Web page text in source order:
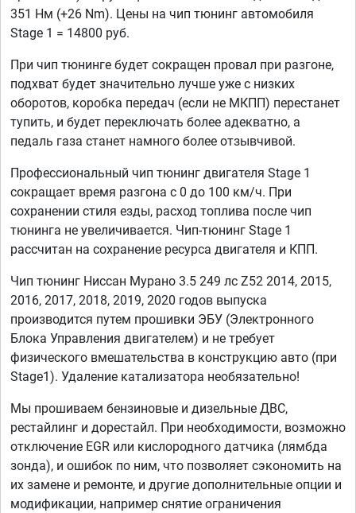
351 Нм (+26 Nm). Цены на чип тюнинг автомобиля
Stage 1 = 14800 руб.
При чип тюнинге будет сокращен провал при разгоне,
подхват будет значительно лучше уже с низких
оборотов, коробка передач (если не МКПП) перестанет
тупить, и будет переключать более адекватно, а
педаль газа станет намного более отзывчивой.
Профессиональный чип тюнинг двигателя Stage 1
сокращает время разгона с 0 до 100 км/ч. При
сохранении стиля езды, расход топлива после чип
тюнинга не увеличивается. Чип-тюнинг Stage 1
рассчитан на сохранение ресурса двигателя и КПП.
Чип тюнинг Ниссан Мурано 3.5 249 лс Z52 2014, 2015,
2016, 2017, 2018, 2019, 2020 годов выпуска
производится путем прошивки ЭБУ (Электронного
Блока Управления двигателем) и не требует
физического вмешательства в конструкцию авто (при
Stage1). Удаление катализатора необязательно!
Мы прошиваем бензиновые и дизельные ДВС,
рестайлинг и дорестайл. При необходимости, возможно
отключение EGR или кислородного датчика (лямбда
зонда), и ошибок по ним, что позволяет сэкономить на
их замене и ремонте, и другие дополнительные опции и
модификации, например снятие ограничения